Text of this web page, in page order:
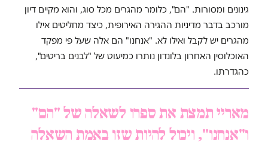
גינונים ומסורות. "הם", כלומר מהגרים מכל סוג, והוא מקיים דיון
מורכב בדבר מדיניות ההגירה האירופית, כיצד מחליטים אילו
מהגרים יש לקבל ואילו לא. "אנחנו" הם אלה שעל פי מפקד
האוכלוסין האחרון בלונדון נותרו כמיעוט של "לבנים בריטים",
כהגדרתו.
מאריי תמצת את ספרו לשאלה של "הם"
ו"אנחנו", ויכול להיות שזו באמת השאלה